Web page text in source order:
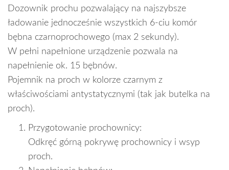
Dozownik prochu pozwalający na najszybsze
ładowanie jednocześnie wszystkich 6-ciu komór
bębna czarnoprochowego (max 2 sekundy).
W pełni napełnione urządzenie pozwala na
napełnienie ok. 15 bębnów.
Pojemnik na proch w kolorze czarnym z
właściwościami antystatycznymi (tak jak butelka na
proch).
Przygotowanie prochownicy:
Odkręć górną pokrywę prochownicy i wsyp
proch.